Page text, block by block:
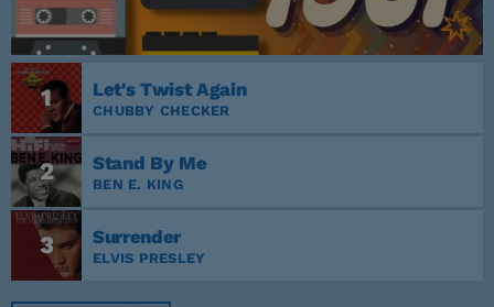
1 Let's Twist Again
CHUBBY CHECKER
2 Stand By Me
BEN E. KING
3 Surrender
ELVIS PRESLEY